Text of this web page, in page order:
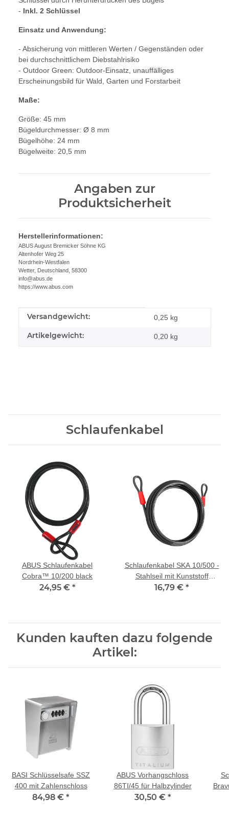
- Inkl. 2 Schlüssel
Einsatz und Anwendung:
- Absicherung von mittleren Werten / Gegenständen oder
bei durchschnittlichem Diebstahlrisiko
- Outdoor Green: Outdoor-Einsatz, unauffälliges
Erscheinungsbild für Wald, Garten und Forstarbeit
Maße:
Größe: 45 mm
Bügeldurchmesser: Ø 8 mm
Bügelhöhe: 24 mm
Bügelweite: 20,5 mm
Angaben zur
Produktsicherheit
Herstellerinformationen:
ABUS August Bremicker Söhne KG
Altenhofer Weg 25
Nordrhein-Westfalen
Wetter, Deutschland, 58300
info@abus.de
https://www.abus.com
Produkteigenschaft
Wert
Versandgewicht: 0,25 kg
Artikelgewicht: 0,20 kg
Schlaufenkabel
ABUS Schlaufenkabel
Cobra™ 10/200 black
24,95 € *
Schlaufenkabel SKA 10/500 -
Stahlseil mit Kunststoff
ummantelt - 5 m lang, 10 mm
16,79 € *
Kunden kauften dazu folgende
Artikel:
BASI Schlüsselsafe SSZ
400 mit Zahlenschloss
84,98 € *
ABUS Vorhangschloss
86TI/45 für Halbzylinder
30,50 € *